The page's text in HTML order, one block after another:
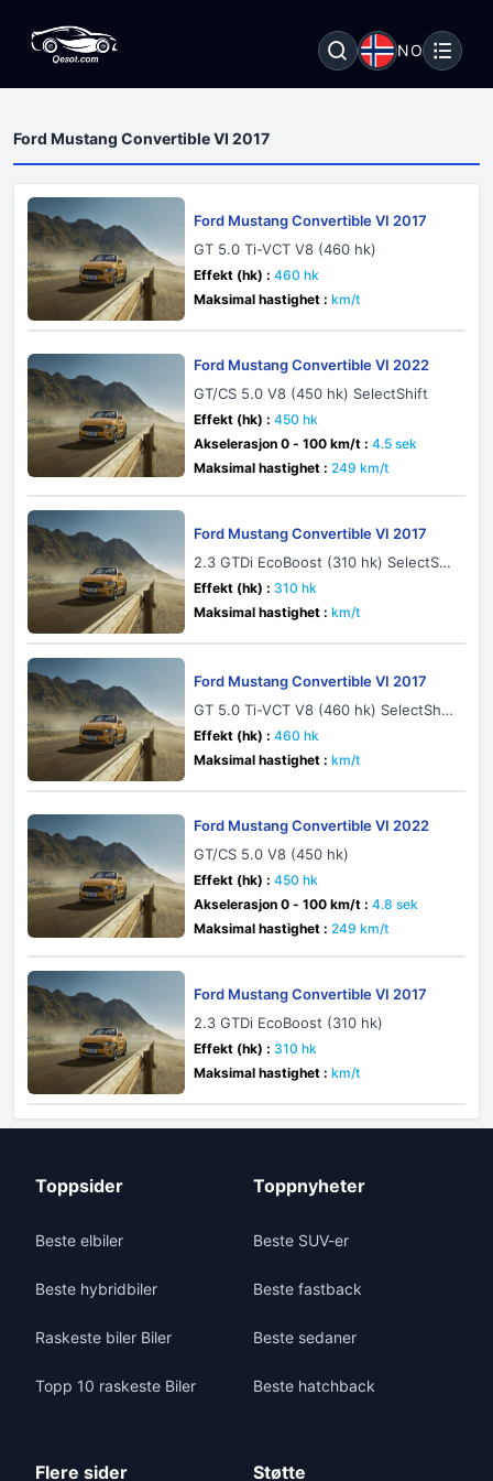
NO
Ford Mustang Convertible VI 2017
Ford Mustang Convertible VI 2017
GT 5.0 Ti-VCT V8 (460 hk)
Effekt (hk) : 460 hk
Maksimal hastighet : km/t
Ford Mustang Convertible VI 2022
GT/CS 5.0 V8 (450 hk) SelectShift
Effekt (hk) : 450 hk
Akselerasjon 0 - 100 km/t : 4.5 sek
Maksimal hastighet : 249 km/t
Ford Mustang Convertible VI 2017
2.3 GTDi EcoBoost (310 hk) SelectShi
ft
Effekt (hk) : 310 hk
Maksimal hastighet : km/t
Ford Mustang Convertible VI 2017
GT 5.0 Ti-VCT V8 (460 hk) SelectShif
t
Effekt (hk) : 460 hk
Maksimal hastighet : km/t
Ford Mustang Convertible VI 2022
GT/CS 5.0 V8 (450 hk)
Effekt (hk) : 450 hk
Akselerasjon 0 - 100 km/t : 4.8 sek
Maksimal hastighet : 249 km/t
Ford Mustang Convertible VI 2017
2.3 GTDi EcoBoost (310 hk)
Effekt (hk) : 310 hk
Maksimal hastighet : km/t
Toppsider
Beste elbiler
Beste hybridbiler
Raskeste biler Biler
Topp 10 raskeste Biler
Toppnyheter
Beste SUV-er
Beste fastback
Beste sedaner
Beste hatchback
Flere sider Støtte